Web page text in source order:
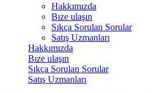
Hakkımızda
Bıze ulaşın
Sıkça Sorulan Sorular
Satış Uzmanları
Hakkımızda
Bıze ulaşın
Sıkça Sorulan Sorular
Satış Uzmanları